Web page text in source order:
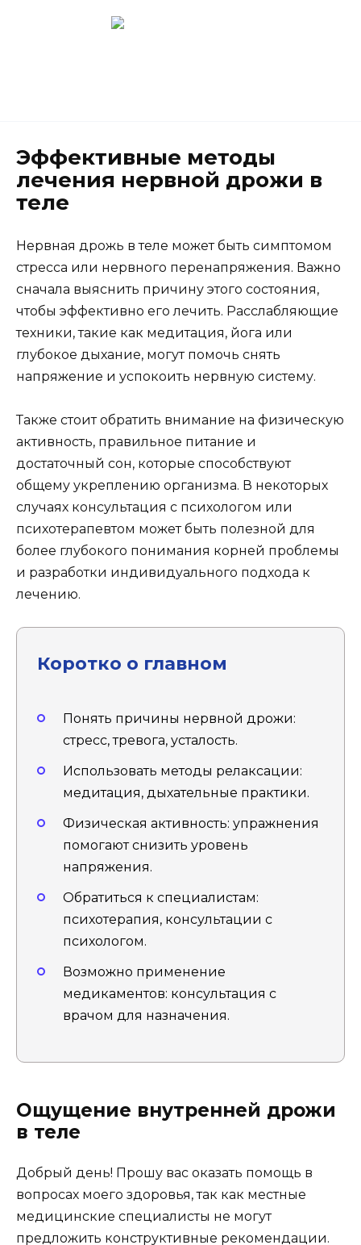
Эффективные методы
лечения нервной дрожи в
теле
Нервная дрожь в теле может быть симптомом
стресса или нервного перенапряжения. Важно
сначала выяснить причину этого состояния,
чтобы эффективно его лечить. Расслабляющие
техники, такие как медитация, йога или
глубокое дыхание, могут помочь снять
напряжение и успокоить нервную систему.
Также стоит обратить внимание на физическую
активность, правильное питание и
достаточный сон, которые способствуют
общему укреплению организма. В некоторых
случаях консультация с психологом или
психотерапевтом может быть полезной для
более глубокого понимания корней проблемы
и разработки индивидуального подхода к
лечению.
Коротко о главном
Понять причины нервной дрожи:
стресс, тревога, усталость.
Использовать методы релаксации:
медитация, дыхательные практики.
Физическая активность: упражнения
помогают снизить уровень
напряжения.
Обратиться к специалистам:
психотерапия, консультации с
психологом.
Возможно применение
медикаментов: консультация с
врачом для назначения.
Ощущение внутренней дрожи
в теле
Добрый день! Прошу вас оказать помощь в
вопросах моего здоровья, так как местные
медицинские специалисты не могут
предложить конструктивные рекомендации.